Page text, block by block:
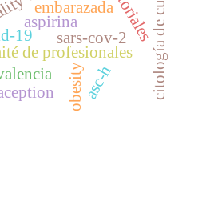
19 sars-cov-2
embarazada
de profesionales
obesityasc-h
aspirina